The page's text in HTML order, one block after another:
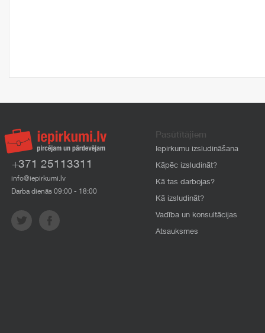
+371 25113311
info@iepirkumi.lv
Darba dienās 09:00 - 18:00
Pasūtītājiem
Iepirkumu izsludināšana
Kāpēc izsludināt?
Kā tas darbojas?
Kā izsludināt?
Vadība un konsultācijas
Atsauksmes